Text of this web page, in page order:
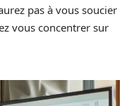
pas à vous soucier
vous concentrer sur